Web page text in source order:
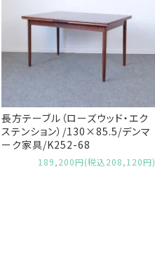
長方テーブル（ローズウッド・エク
ステンション）/130×85.5/デンマ
ーク家具/K252-68
189,200円(税込208,120円)